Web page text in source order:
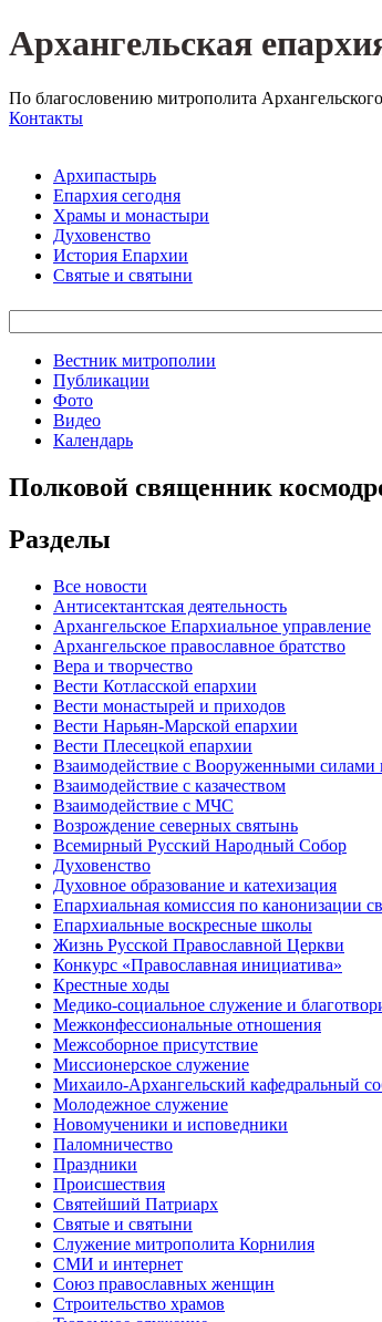
Архангельская
По благословению митрополита
Контакты
Архипастырь
Епархия сегодня
Храмы и монастыри
Духовенство
История Епархии
Святые и святыни
Вестник митрополии
Публикации
Фото
Видео
Календарь
Полковой священник
Разделы
Все новости
Антисектантская деятельность
Архангельское Епархиальное управление
Архангельское православное братство
Вера и творчество
Вести Котласской епархии
Вести монастырей и приходов
Вести Нарьян-Марской епархии
Вести Плесецкой епархии
Взаимодействие с Вооруженными
Взаимодействие с казачеством
Взаимодействие с МЧС
Возрождение северных святынь
Всемирный Русский Народный Собор
Духовенство
Духовное образование и катехизация
Епархиальная комиссия по канонизации
Епархиальные воскресные школы
Жизнь Русской Православной Церкви
Конкурс «Православная инициатива»
Крестные ходы
Медико-социальное служение и
Межконфессиональные отношения
Межсоборное присутствие
Миссионерское служение
Михаило-Архангельский кафедральный
Молодежное служение
Новомученики и исповедники
Паломничество
Праздники
Происшествия
Святейший Патриарх
Святые и святыни
Служение митрополита Корнилия
СМИ и интернет
Союз православных женщин
Строительство храмов